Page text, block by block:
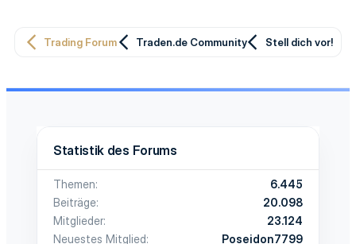
Trading Forum Traden.de Community Stell dich vor!
Statistik des Forums
Themen
6.445
Beiträge
20.098
Mitglieder
23.124
Neuestes Mitglied
Poseidon7799